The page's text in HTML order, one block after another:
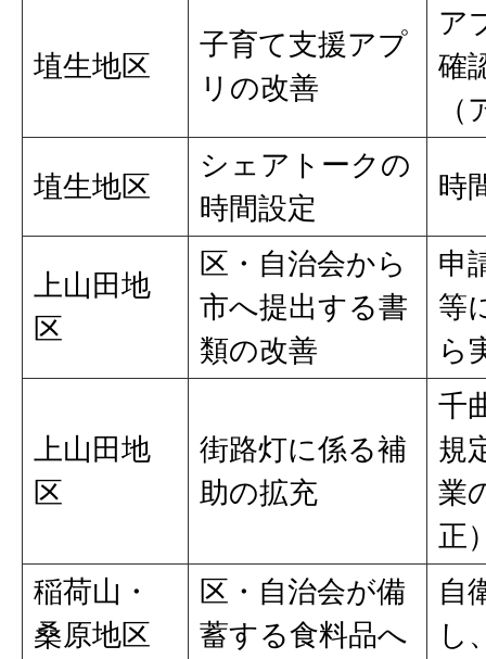
埴生地区
子育て支援アプ
リの改善
ア
確
埴生地区
シェアトークの
時間設定
時
上山田地
区
区・自治会から
市へ提出する書
類の改善
申
等
ら
上山田地
区
街路灯に係る補
助の拡充
千
規
業
正
稲荷山・
桑原地区
区・自治会が備
蓄する食料品へ
自
し